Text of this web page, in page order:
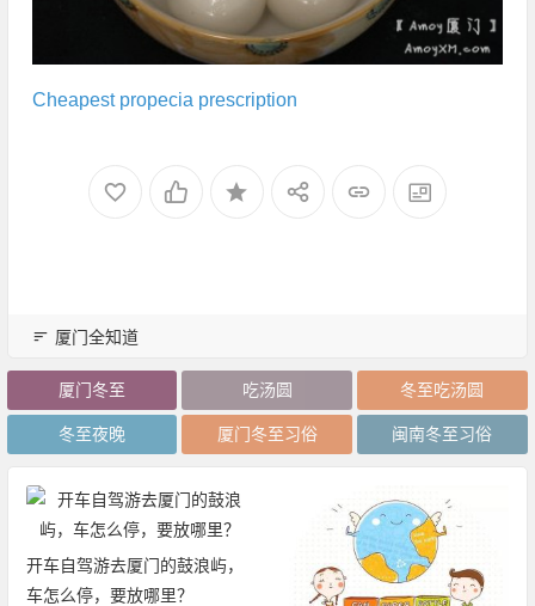
Cheapest propecia prescription
厦门全知道
厦门冬至 吃汤圆 冬至吃汤圆
冬至夜晚 厦门冬至习俗 闽南冬至习俗
开车自驾游去厦门的鼓浪屿，
车怎么停，要放哪里？